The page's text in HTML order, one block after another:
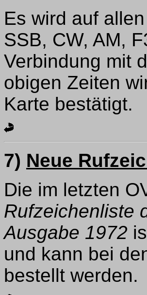
Es wird auf
SSB, CW, AM,
Verbindung mit
obigen Zeiten
Karte bestätigt.
7) Neue
Die im letzten
Rufzeichenliste
Ausgabe 1972
und kann bei
bestellt werden.